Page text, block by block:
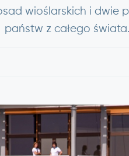
wioślarskich i dwie
państw z całego świata.